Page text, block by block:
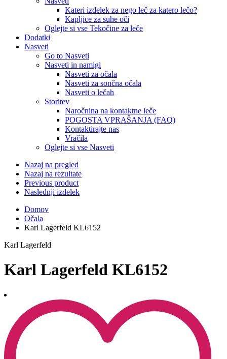
Kateri izdelek za nego leč za katero lečo?
Kapljice za suhe oči
Oglejte si vse Tekočine za leče
Dodatki
Nasveti
Go to Nasveti
Nasveti in namigi
Nasveti za očala
Nasveti za sončna očala
Nasveti o lečah
Storitev
Naročnina na kontaktne leče
POGOSTA VPRAŠANJA (FAQ)
Kontaktirajte nas
Vračila
Oglejte si vse Nasveti
Nazaj na pregled
Nazaj na rezultate
Previous product
Naslednji izdelek
Domov
Očala
Karl Lagerfeld KL6152
Karl Lagerfeld
Karl Lagerfeld KL6152